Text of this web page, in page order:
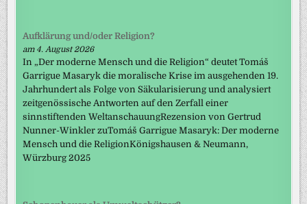
Aufklärung und/oder Religion?
am 4. August 2026
In „Der moderne Mensch und die Religion“ deutet Tomáš
Garrigue Masaryk die moralische Krise im ausgehenden 19.
Jahrhundert als Folge von Säkularisierung und analysiert
zeitgenössische Antworten auf den Zerfall einer
sinnstiftenden WeltanschauungRezension von Gertrud
Nunner-Winkler zuTomáš Garrigue Masaryk: Der moderne
Mensch und die ReligionKönigshausen & Neumann,
Würzburg 2025